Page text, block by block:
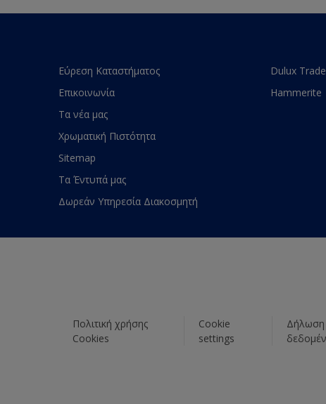
Εύρεση Καταστήματος
Επικοινωνία
Τα νέα μας
Χρωματική Πιστότητα
Sitemap
Τα Έντυπά μας
Δωρεάν Υπηρεσία Διακοσμητή
Dulux Trade
Hammerite
Πολιτική χρήσης
Cookies
Cookie
settings
Δήλωση